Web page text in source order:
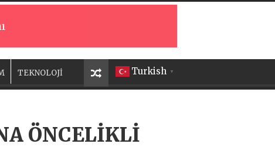
Turkish ▼
TEKNOLOJİ
ÖNCELİKLİ